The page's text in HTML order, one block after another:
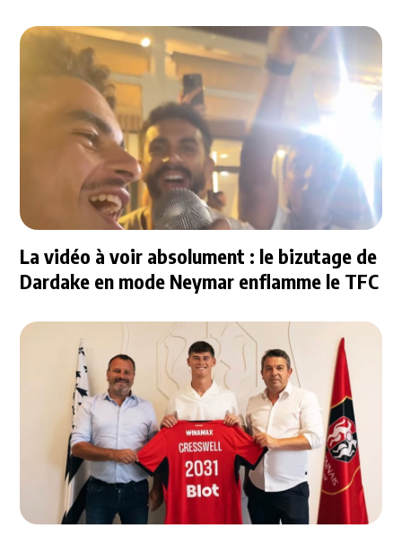
La vidéo à voir absolument : le bizutage de
Dardake en mode Neymar enflamme le TFC